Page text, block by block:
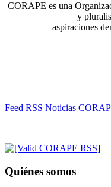
CORAPE es una
y
aspiraciones
Feed RSS Noticias
Quiénes somos